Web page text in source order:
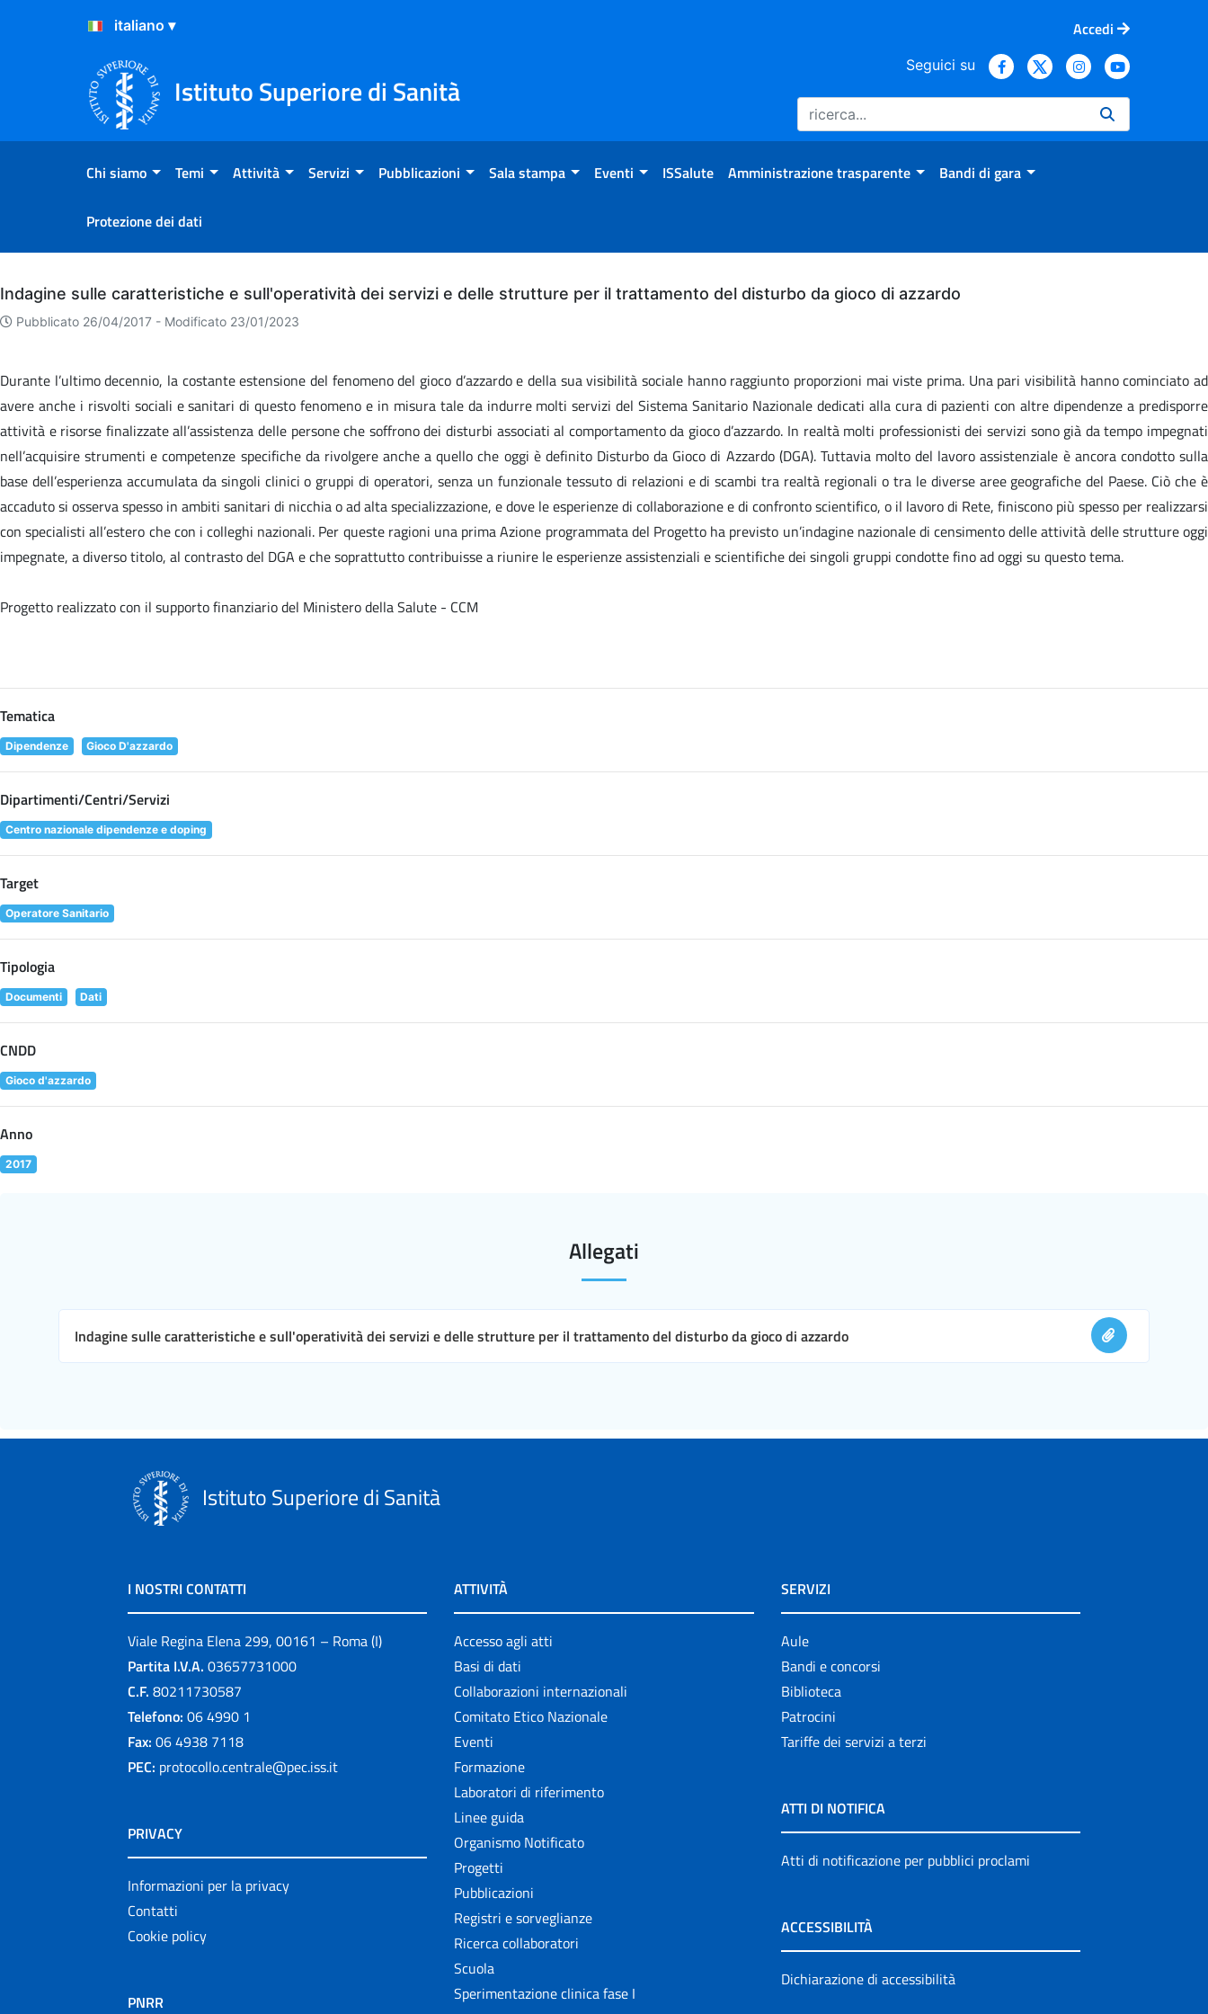
Salta al Contenuto
Salta al Footer
Accedi
Istituto Superiore di Sanità
Seguici su
Chi siamo Temi Attività Servizi Pubblicazioni Sala stampa Eventi ISSalute Amministrazione trasparente Bandi di gara
Protezione dei dati
Archivio
Indagine sulle caratteristiche e sull'operatività dei servizi e delle strutture per il trattamento del disturbo da gioco di azzardo
Pubblicato 26/04/2017 - Modificato 23/01/2023
Durante l’ultimo decennio, la costante estensione del fenomeno del gioco d’azzardo e della sua visibilità sociale hanno raggiunto proporzioni mai viste prima. Una pari visibilità hanno cominciato ad
avere anche i risvolti sociali e sanitari di questo fenomeno e in misura tale da indurre molti servizi del Sistema Sanitario Nazionale dedicati alla cura di pazienti con altre dipendenze a predisporre
attività e risorse finalizzate all’assistenza delle persone che soffrono dei disturbi associati al comportamento da gioco d’azzardo. In realtà molti professionisti dei servizi sono già da tempo impegnati
nell’acquisire strumenti e competenze specifiche da rivolgere anche a quello che oggi è definito Disturbo da Gioco di Azzardo (DGA). Tuttavia molto del lavoro assistenziale è ancora condotto sulla
base dell’esperienza accumulata da singoli clinici o gruppi di operatori, senza un funzionale tessuto di relazioni e di scambi tra realtà regionali o tra le diverse aree geografiche del Paese. Ciò che è
accaduto si osserva spesso in ambiti sanitari di nicchia o ad alta specializzazione, e dove le esperienze di collaborazione e di confronto scientifico, o il lavoro di Rete, finiscono più spesso per realizzarsi
con specialisti all’estero che con i colleghi nazionali. Per queste ragioni una prima Azione programmata del Progetto ha previsto un’indagine nazionale di censimento delle attività delle strutture oggi
impegnate, a diverso titolo, al contrasto del DGA e che soprattutto contribuisse a riunire le esperienze assistenziali e scientifiche dei singoli gruppi condotte fino ad oggi su questo tema.
Progetto realizzato con il supporto finanziario del Ministero della Salute - CCM
Tematica
Dipendenze Gioco D'azzardo
Dipartimenti/Centri/Servizi
Centro nazionale dipendenze e doping
Target
Operatore Sanitario
Tipologia
Documenti Dati
CNDD
Gioco d'azzardo
Anno
2017
Allegati
Indagine sulle caratteristiche e sull'operatività dei servizi e delle strutture per il trattamento del disturbo da gioco di azzardo
Istituto Superiore di Sanità
I NOSTRI CONTATTI
Viale Regina Elena 299, 00161 – Roma (I)
Partita I.V.A. 03657731000
C.F. 80211730587
Telefono: 06 4990 1
Fax: 06 4938 7118
PEC: protocollo.centrale@pec.iss.it
PRIVACY
Informazioni per la privacy
Contatti
Cookie policy
PNRR
ATTIVITÀ
Accesso agli atti
Basi di dati
Collaborazioni internazionali
Comitato Etico Nazionale
Eventi
Formazione
Laboratori di riferimento
Linee guida
Organismo Notificato
Progetti
Pubblicazioni
Registri e sorveglianze
Ricerca collaboratori
Scuola
Sperimentazione clinica fase I
SERVIZI
Aule
Bandi e concorsi
Biblioteca
Patrocini
Tariffe dei servizi a terzi
ATTI DI NOTIFICA
Atti di notificazione per pubblici proclami
ACCESSIBILITÀ
Dichiarazione di accessibilità